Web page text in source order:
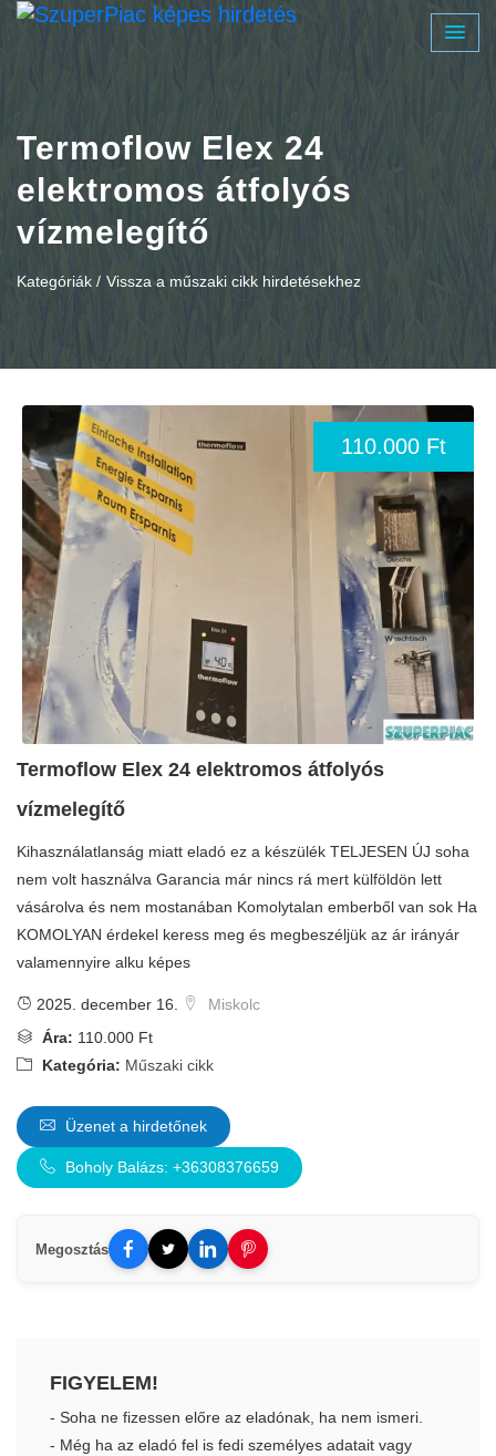
Termoflow Elex 24
elektromos átfolyós
vízmelegítő
Kategóriák / Vissza a műszaki cikk hirdetésekhez
110.000 Ft
Termoflow Elex 24 elektromos átfolyós
vízmelegítő
Kihasználatlanság miatt eladó ez a készülék TELJESEN ÚJ soha
nem volt használva Garancia már nincs rá mert külföldön lett
vásárolva és nem mostanában Komolytalan emberből van sok Ha
KOMOLYAN érdekel keress meg és megbeszéljük az ár irányár
valamennyire alku képes
2025. december 16.
Miskolc
Ára: 110.000 Ft
Kategória: Műszaki cikk
Üzenet a hirdetőnek
Boholy Balázs: +36308376659
Megosztás
FIGYELEM!
- Soha ne fizessen előre az eladónak, ha nem ismeri.
- Még ha az eladó fel is fedi személyes adatait vagy